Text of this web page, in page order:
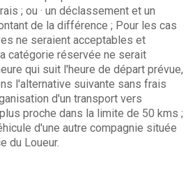
; ou · un déclassement et un
de la différence ; Pour les cas
ne seraient acceptables et
catégorie réservée ne serait
qui suit l'heure de départ prévue,
l'alternative suivante sans frais
d'un transport vers
proche dans la limite de 50 kms ;
d'une autre compagnie située
du Loueur.